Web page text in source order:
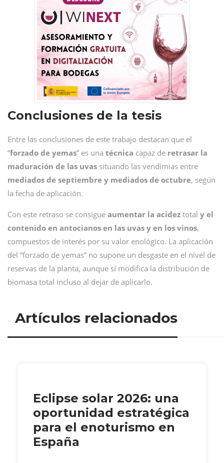
Conclusiones de la tesis
Entre las conclusiones de este trabajo destacan que el
“forzado de yemas” es una técnica capaz de retrasar la
maduración de las uvas situando las vendimias entre
mediados de septiembre y mediados de octubre, según
la fecha de aplicación.
Con este retraso se consigue aumentar la acidez total y el
contenido en antocianos en las uvas y en los vinos,
compuestos de interés por su valor enológico. La aplicación
del “forzado de yemas” no supone un desgaste en el nivel de
reservas de la planta, aunque sí modifica la distribución de
biomasa total incluso al dejar de aplicarlo.
Artículos relacionados
Eclipse solar 2026: una
oportunidad estratégica
para el enoturismo en
España